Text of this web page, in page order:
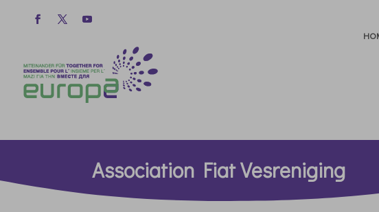
Association Fiat Vesreniging